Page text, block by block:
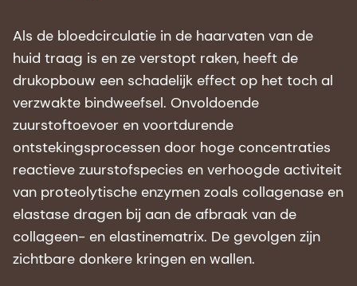
Als de bloedcirculatie in de haarvaten van de
huid traag is en ze verstopt raken, heeft de
drukopbouw een schadelijk effect op het toch al
verzwakte bindweefsel. Onvoldoende
zuurstoftoevoer en voortdurende
ontstekingsprocessen door hoge concentraties
reactieve zuurstofspecies en verhoogde activiteit
van proteolytische enzymen zoals collagenase en
elastase dragen bij aan de afbraak van de
collageen- en elastinematrix. De gevolgen zijn
zichtbare donkere kringen en wallen.